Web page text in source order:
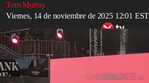
Tom Murray
Viernes, 14 de noviembre de 2025 12:01 EST
Sydney Sweeney en el papel de Christy
verdad”
Read in English